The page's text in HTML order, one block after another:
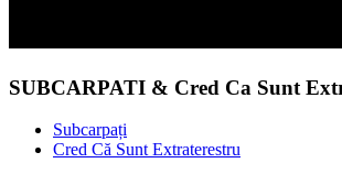
SUBCARPATI & Cred Ca Sunt
Subcarpați
Cred Că Sunt Extraterestru